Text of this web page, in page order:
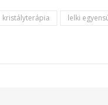
kristályterápia lelki